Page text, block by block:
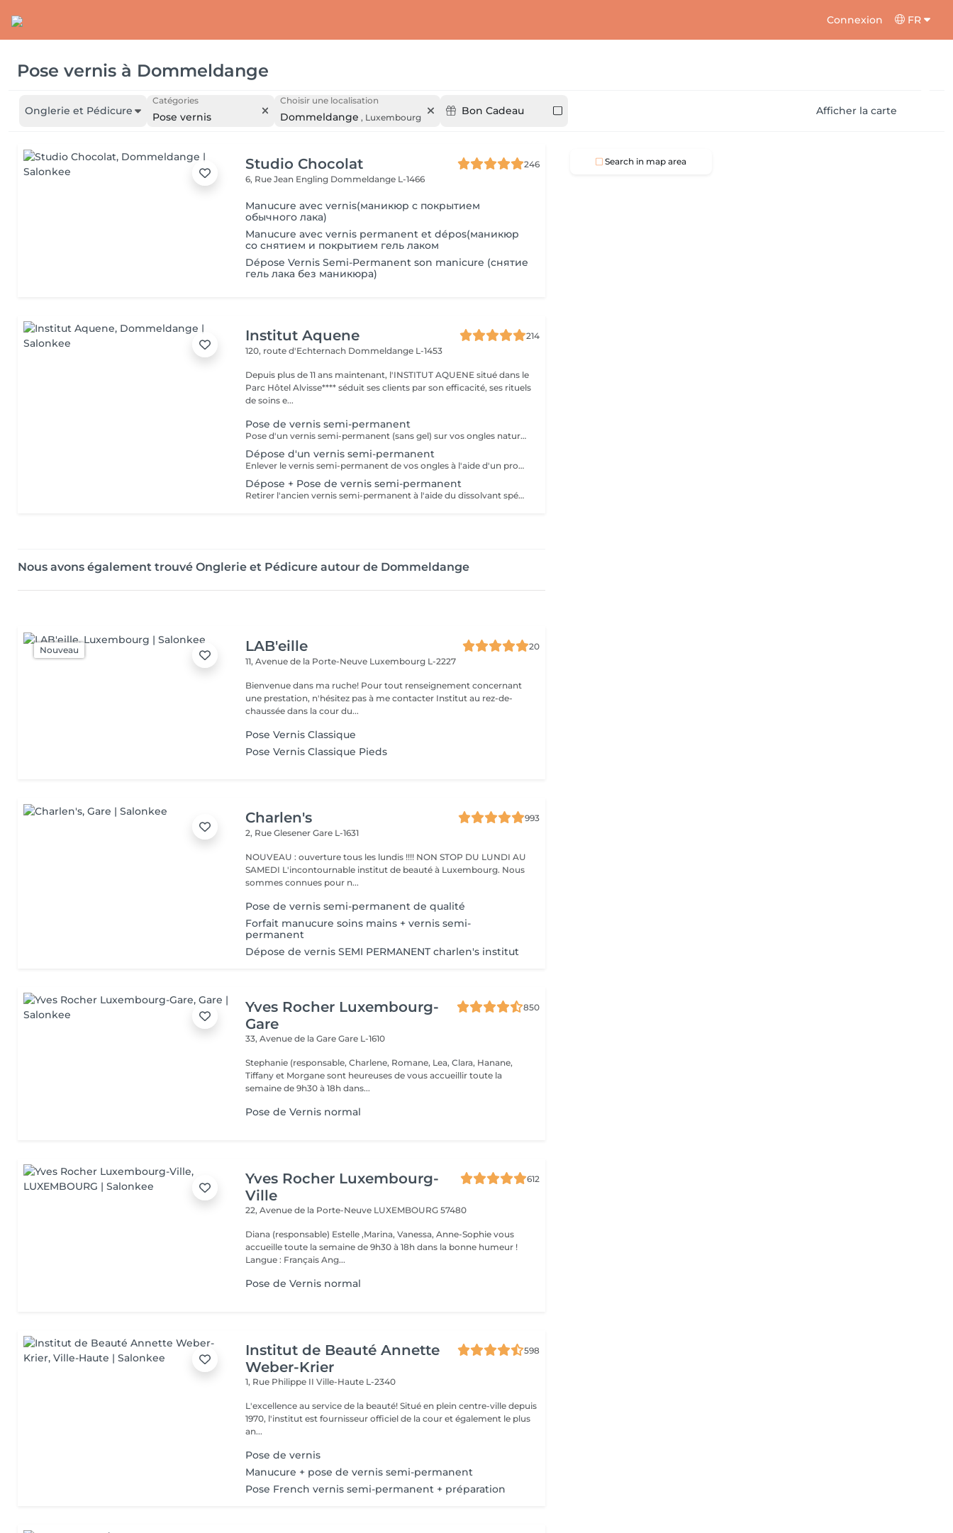
Connexion FR
Pose vernis à Dommeldange
Onglerie et Pédicure
Catégories
Pose vernis
Choisir une localisation
Dommeldange , Luxembourg
Bon Cadeau Afficher la carte
Studio Chocolat
246
6, Rue Jean Engling Dommeldange L-1466
Manucure avec vernis(маникюр с покрытием
обычного лака)
Manucure avec vernis permanent et dépos(маникюр
со снятием и покрытием гель лаком
Dépose Vernis Semi-Permanent son manicure (снятие
гель лака без маникюра)
Institut Aquene
214
120, route d'Echternach Dommeldange L-1453
Depuis plus de 11 ans maintenant, l'INSTITUT AQUENE situé dans le
Parc Hôtel Alvisse**** séduit ses clients par son efficacité, ses rituels
de soins e...
Pose de vernis semi-permanent
Pose d'un vernis semi-permanent (sans gel) sur vos ongles naturels. La manucure est comprise dans le prix.
Dépose d'un vernis semi-permanent
Enlever le vernis semi-permanent de vos ongles à l'aide d'un produit spécial + limage des ongles
Dépose + Pose de vernis semi-permanent
Retirer l'ancien vernis semi-permanent à l'aide du dissolvant spécial et refaire une nouvelle pose. La manucure est comprise dans le prix.
Nous avons également trouvé Onglerie et Pédicure autour de Dommeldange
Nouveau LAB'eille
20
11, Avenue de la Porte-Neuve Luxembourg L-2227
Bienvenue dans ma ruche! Pour tout renseignement concernant
une prestation, n'hésitez pas à me contacter Institut au rez-de-
chaussée dans la cour du...
Pose Vernis Classique
Pose Vernis Classique Pieds
Charlen's
993
2, Rue GlesenerGare L-1631
NOUVEAU : ouverture tous les lundis !!!! NON STOP DU LUNDI AU
SAMEDI L'incontournable institut de beauté à Luxembourg. Nous
sommes connues pour n...
Pose de vernis semi-permanent de qualité
Forfait manucure soins mains + vernis semi-
permanent
Dépose de vernis SEMI PERMANENT charlen's institut
Yves Rocher Luxembourg-
Gare
850
33, Avenue de la GareGare L-1610
Stephanie (responsable, Charlene, Romane, Lea, Clara, Hanane,
Tiffany et Morgane sont heureuses de vous accueillir toute la
semaine de 9h30 à 18h dans...
Pose de Vernis normal
Yves Rocher Luxembourg-
Ville
612
22, Avenue de la Porte-Neuve LUXEMBOURG 57480
Diana (responsable) Estelle ,Marina, Vanessa, Anne-Sophie vous
accueille toute la semaine de 9h30 à 18h dans la bonne humeur !
Langue : Français Ang...
Pose de Vernis normal
Institut de Beauté Annette
Weber-Krier
598
1, Rue Philippe IIVille-Haute L-2340
L'excellence au service de la beauté! Situé en plein centre-ville depuis
1970, l'institut est fournisseur officiel de la cour et également le plus
an...
Pose de vernis
Manucure + pose de vernis semi-permanent
Pose French vernis semi-permanent + préparation
Search in map area